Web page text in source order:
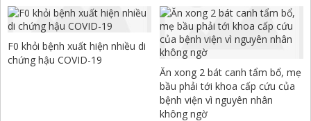
F0 khỏi bệnh xuất hiện nhiều di
chứng hậu COVID-19
Ăn xong 2 bát canh tẩm bổ, mẹ
bầu phải tới khoa cấp cứu của
bệnh viện vì nguyên nhân
không ngờ